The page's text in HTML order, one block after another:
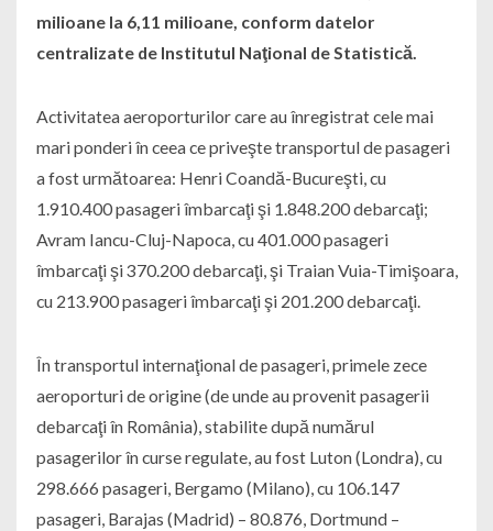
milioane la 6,11 milioane, conform datelor
centralizate de Institutul Naţional de Statistică.
Activitatea aeroporturilor care au înregistrat cele mai
mari ponderi în ceea ce priveşte transportul de pasageri
a fost următoarea: Henri Coandă-Bucureşti, cu
1.910.400 pasageri îmbarcaţi şi 1.848.200 debarcaţi;
Avram Iancu-Cluj-Napoca, cu 401.000 pasageri
îmbarcaţi şi 370.200 debarcaţi, şi Traian Vuia-Timişoara,
cu 213.900 pasageri îmbarcaţi şi 201.200 debarcaţi.
În transportul internaţional de pasageri, primele zece
aeroporturi de origine (de unde au provenit pasagerii
debarcaţi în România), stabilite după numărul
pasagerilor în curse regulate, au fost Luton (Londra), cu
298.666 pasageri, Bergamo (Milano), cu 106.147
pasageri, Barajas (Madrid) – 80.876, Dortmund –